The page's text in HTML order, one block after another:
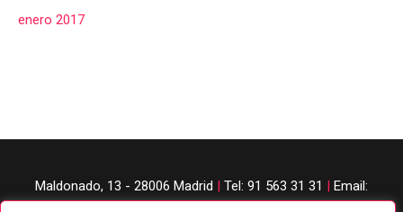
enero 2017
Maldonado, 13 - 28006 Madrid | Tel: 91 563 31 31 | Email: